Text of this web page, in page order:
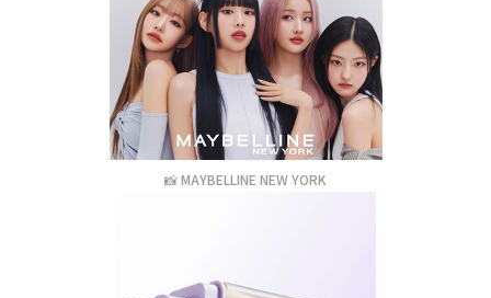
📸 MAYBELLINE NEW YORK